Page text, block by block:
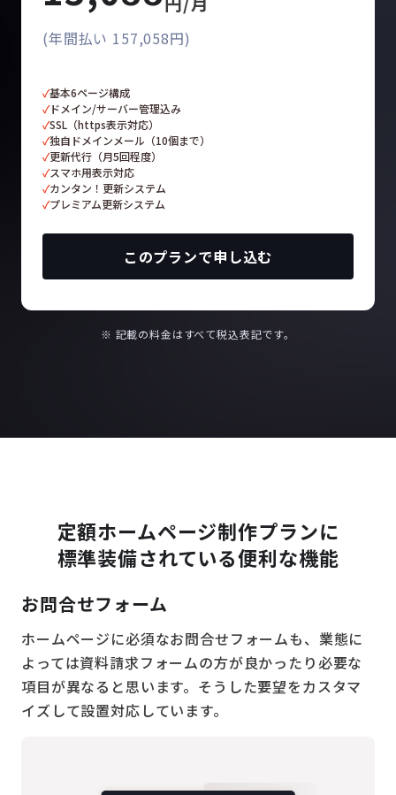
(年間払い 157,058円)
✓基本6ページ構成
✓ドメイン/サーバー管理込み
✓SSL（https表示対応）
✓独自ドメインメール（10個まで）
✓更新代行（月5回程度）
✓スマホ用表示対応
✓カンタン！更新システム
✓プレミアム更新システム
このプランで申し込む
※ 記載の料金はすべて税込表記です。
定額ホームページ制作プランに
標準装備されている便利な機能
お問合せフォーム
ホームページに必須なお問合せフォームも、業態に
よっては資料請求フォームの方が良かったり必要な
項目が異なると思います。そうした要望をカスタマ
イズして設置対応しています。